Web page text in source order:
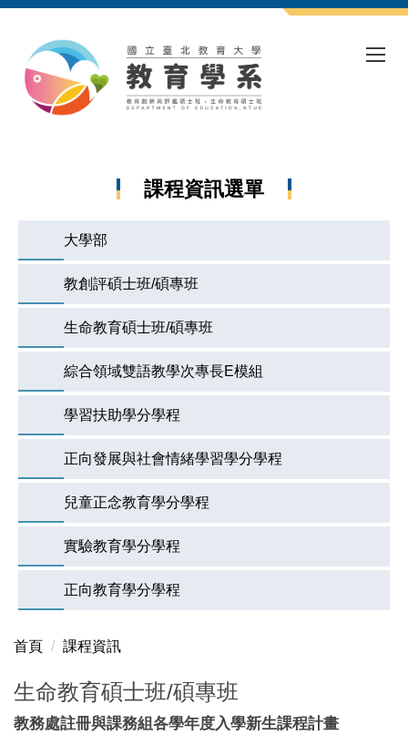
課程資訊選單
大學部
教創評碩士班/碩專班
生命教育碩士班/碩專班
綜合領域雙語教學次專長E模組
學習扶助學分學程
正向發展與社會情緒學習學分學程
兒童正念教育學分學程
實驗教育學分學程
正向教育學分學程
首頁 課程資訊
生命教育碩士班/碩專班
教務處註冊與課務組各學年度入學新生課程計畫